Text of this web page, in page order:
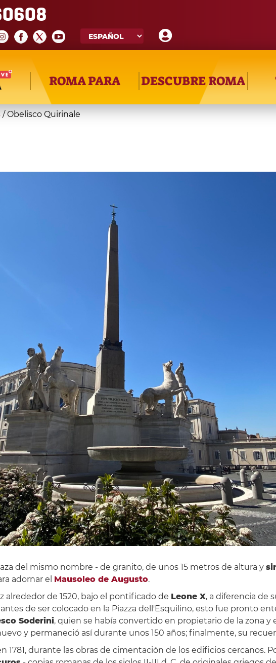
ROMA PARA DESCUBRE ROMA
/Obelisco Quirinale
del mismo nombre - de granito, de unos 15 metros de altura y
adornar el Mausoleo de Augusto.
de 1520, bajo el pontificado de Leone X, a diferencia de
de ser colocado en la Piazza dell'Esquilino, esto fue pronto
Soderini, quien se había convertido en propietario de la zona y
y permaneció así durante unos 150 años; finalmente, su
1781, durante las obras de cimentación de los edificios cercanos.